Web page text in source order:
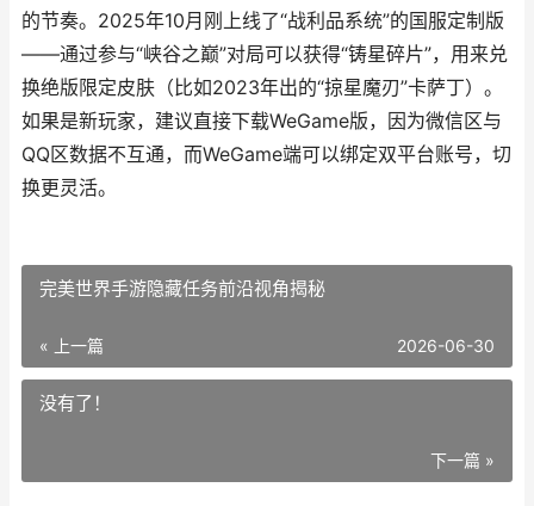
的节奏。2025年10月刚上线了“战利品系统”的国服定制版
——通过参与“峡谷之巅”对局可以获得“铸星碎片”，用来兑
换绝版限定皮肤（比如2023年出的“掠星魔刃”卡萨丁）。
如果是新玩家，建议直接下载WeGame版，因为微信区与
QQ区数据不互通，而WeGame端可以绑定双平台账号，切
换更灵活。
完美世界手游隐藏任务前沿视角揭秘
« 上一篇 2026-06-30
没有了！
下一篇 »